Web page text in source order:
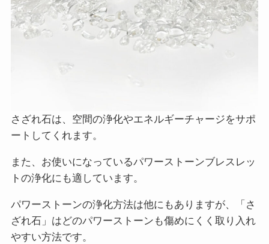
さざれ石は、空間の浄化やエネルギーチャージをサポ
ートしてくれます。
また、お使いになっているパワーストーンブレスレッ
トの浄化にも適しています。
パワーストーンの浄化方法は他にもありますが、「さ
ざれ石」はどのパワーストーンも傷めにくく取り入れ
やすい方法です。